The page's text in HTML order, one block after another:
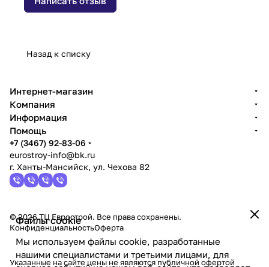
Назад к списку
Файлы cookie
Мы используем файлы cookie, разработанные
нашими специалистами и третьими лицами, для
Интернет-магазин
Компания
Информация
Помощь
+7 (3467) 92-83-06
eurostroy-info@bk.ru
г. Ханты-Мансийск, ул. Чехова 82
© 2026 ТЦ Еврострой. Все права сохранены.
КонфиденциальностьОферта
Указанные на сайте цены не являются публичной офертой